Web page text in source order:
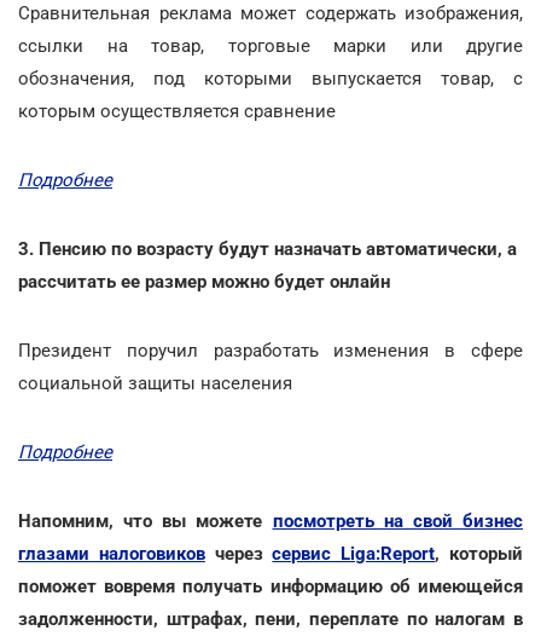
Сравнительная реклама может содержать изображения,
ссылки на товар, торговые марки или другие
обозначения, под которыми выпускается товар, с
которым осуществляется сравнение
Подробнее
3. Пенсию по возрасту будут назначать автоматически, а
рассчитать ее размер можно будет онлайн
Президент поручил разработать изменения в сфере
социальной защиты населения
Подробнее
Напомним, что вы можете посмотреть на свой бизнес
глазами налоговиковчерезсервис Liga:Report, который
поможет вовремя получать информацию об имеющейся
задолженности, штрафах, пени, переплате по налогам в